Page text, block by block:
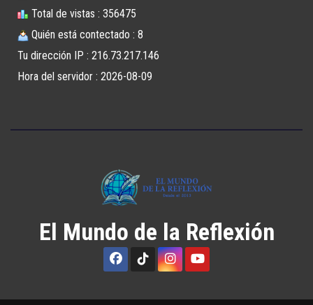
Total de vistas : 356475
Quién está contectado : 8
Tu dirección IP : 216.73.217.146
Hora del servidor : 2026-08-09
El Mundo de la Reflexión